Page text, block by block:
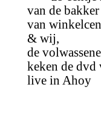
van de bakker
van
& wij,
de
keken de dvd
live in Ahoy